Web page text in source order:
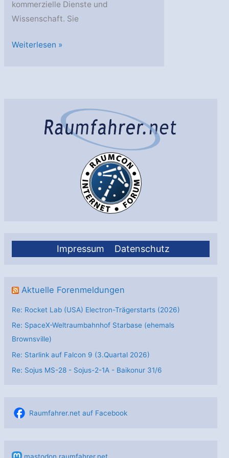
Impressum Datenschutz
Aktuelle Forenmeldungen
Re: Rocket Lab (USA) Electron-Trägerstarts (2026)
Re: SpaceX-Weltraumbahnhof Starbase (ehemals
Brownsville)
Re: Starlink auf Falcon 9 (3.Quartal 2026)
Re: Sojus MS-28 - Sojus-2-1А - Baikonur 31/6
Raumfahrer.net auf Facebook
mastodon.raumfahrer.net
kommerzielle Dienste und
Wissenschaft. Sie
DLR:
Zukunftsmarkt
Weiterlesen »